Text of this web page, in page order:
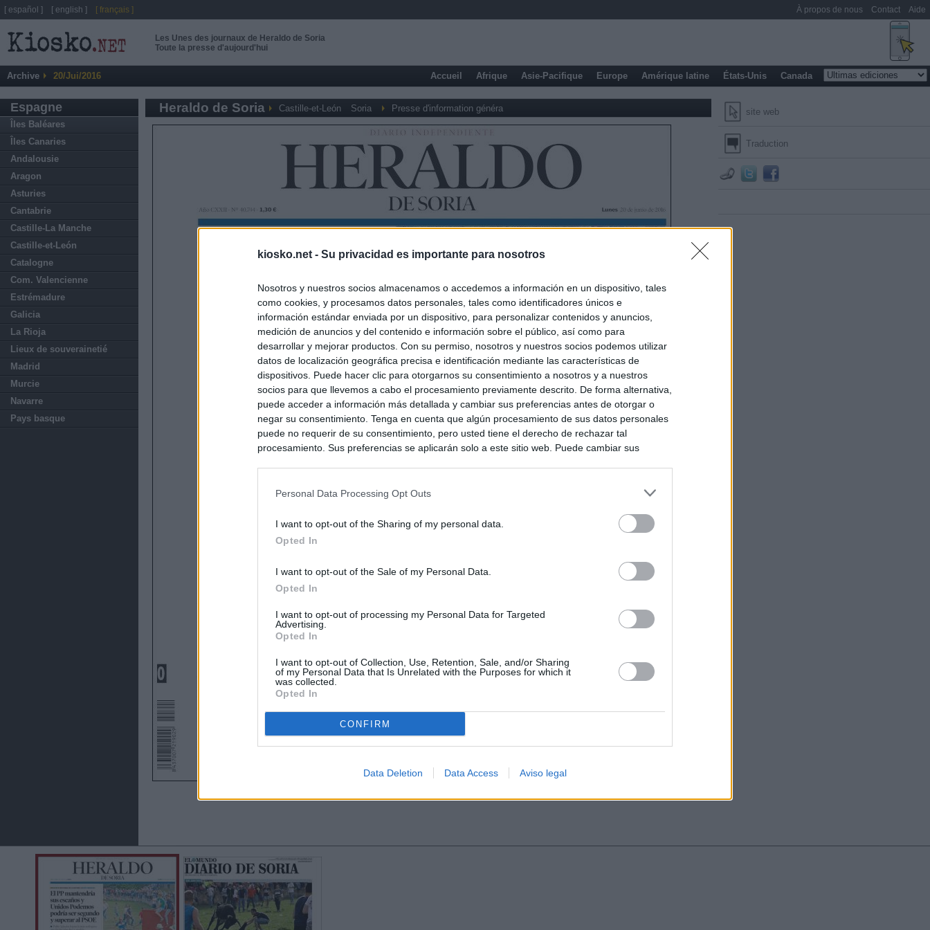
kiosko.net - Su privacidad es importante para nosotros
Nosotros y nuestros socios almacenamos o accedemos a información en un dispositivo, tales
como cookies, y procesamos datos personales, tales como identificadores únicos e
información estándar enviada por un dispositivo, para personalizar contenidos y anuncios,
medición de anuncios y del contenido e información sobre el público, así como para
desarrollar y mejorar productos. Con su permiso, nosotros y nuestros socios podemos utilizar
datos de localización geográfica precisa e identificación mediante las características de
dispositivos. Puede hacer clic para otorgarnos su consentimiento a nosotros y a nuestros
socios para que llevemos a cabo el procesamiento previamente descrito. De forma alternativa,
puede acceder a información más detallada y cambiar sus preferencias antes de otorgar o
negar su consentimiento. Tenga en cuenta que algún procesamiento de sus datos personales
puede no requerir de su consentimiento, pero usted tiene el derecho de rechazar tal
procesamiento. Sus preferencias se aplicarán solo a este sitio web. Puede cambiar sus
Personal Data Processing Opt Outs
I want to opt-out of the Sharing of my personal data.
Opted In
I want to opt-out of the Sale of my Personal Data.
Opted In
I want to opt-out of processing my Personal Data for Targeted
Advertising.
Opted In
I want to opt-out of Collection, Use, Retention, Sale, and/or Sharing
of my Personal Data that Is Unrelated with the Purposes for which it
was collected.
Opted In
CONFIRM
Data Deletion Data Access Aviso legal
Les Unes des journaux de Heraldo de Soria
Toute la presse d'aujourd'hui
Archive 20/Jui/2016 Accueil Afrique Asie-Pacifique Europe Amérique latine États-Unis Canada
Espagne
Îles Baléares
Îles Canaries
Andalousie
Aragon
Asturies
Cantabrie
Castille-La Manche
Castille-et-León
Catalogne
Com. Valencienne
Estrémadure
Galicia
La Rioja
Lieux de souverainetié
Madrid
Murcie
Navarre
Pays basque
site web
Traduction
Heraldo de Soria Castille-et-León Soria Presse d'information généra
[ español ] [ english ] [ français ] À propos de nous Contact Aide